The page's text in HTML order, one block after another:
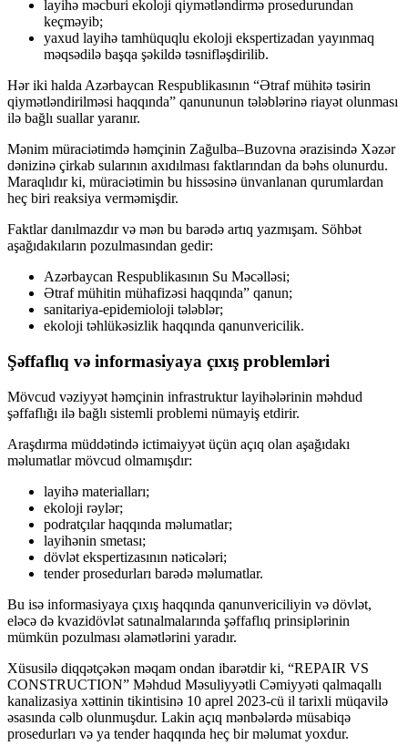
layihə məcburi ekoloji qiymətləndirmə prosedurundan
keçməyib;
yaxud layihə tamhüquqlu ekoloji ekspertizadan yayınmaq
məqsədilə başqa şəkildə təsnifləşdirilib.
Hər iki halda Azərbaycan Respublikasının “Ətraf mühitə təsirin
qiymətləndirilməsi haqqında” qanununun tələblərinə riayət olunması
ilə bağlı suallar yaranır.
Mənim müraciətimdə həmçinin Zağulba–Buzovna ərazisində Xəzər
dənizinə çirkab sularının axıdılması faktlarından da bəhs olunurdu.
Maraqlıdır ki, müraciətimin bu hissəsinə ünvanlanan qurumlardan
heç biri reaksiya verməmişdir.
Faktlar danılmazdır və mən bu barədə artıq yazmışam. Söhbət
aşağıdakıların pozulmasından gedir:
Azərbaycan Respublikasının Su Məcəlləsi;
Ətraf mühitin mühafizəsi haqqında” qanun;
sanitariya-epidemioloji tələblər;
ekoloji təhlükəsizlik haqqında qanunvericilik.
Şəffaflıq və informasiyaya çıxış problemləri
Mövcud vəziyyət həmçinin infrastruktur layihələrinin məhdud
şəffaflığı ilə bağlı sistemli problemi nümayiş etdirir.
Araşdırma müddətində ictimaiyyət üçün açıq olan aşağıdakı
məlumatlar mövcud olmamışdır:
layihə materialları;
ekoloji rəylər;
podratçılar haqqında məlumatlar;
layihənin smetası;
dövlət ekspertizasının nəticələri;
tender prosedurları barədə məlumatlar.
Bu isə informasiyaya çıxış haqqında qanunvericiliyin və dövlət,
eləcə də kvazidövlət satınalmalarında şəffaflıq prinsiplərinin
mümkün pozulması əlamətlərini yaradır.
Xüsusilə diqqətçəkən məqam ondan ibarətdir ki, “REPAIR VS
CONSTRUCTION” Məhdud Məsuliyyətli Cəmiyyəti qalmaqallı
kanalizasiya xəttinin tikintisinə 10 aprel 2023-cü il tarixli müqavilə
əsasında cəlb olunmuşdur. Lakin açıq mənbələrdə müsabiqə
prosedurları və ya tender haqqında heç bir məlumat yoxdur.